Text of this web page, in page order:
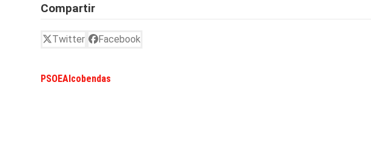
Compartir
Twitter Facebook
PSOEAlcobendas